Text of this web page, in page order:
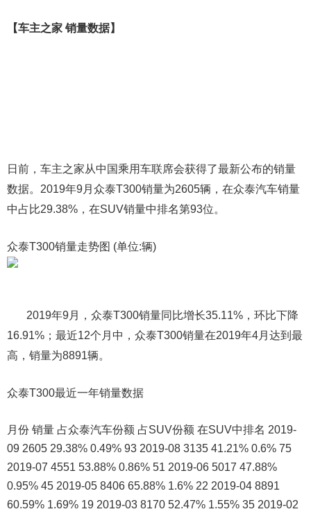
【车主之家 销量数据】
日前，车主之家从中国乘用车联席会获得了最新公布的销量
数据。2019年9月众泰T300销量为2605辆，在众泰汽车销量
中占比29.38%，在SUV销量中排名第93位。
众泰T300销量走势图 (单位:辆)
2019年9月，众泰T300销量同比增长35.11%，环比下降
16.91%；最近12个月中，众泰T300销量在2019年4月达到最
高，销量为8891辆。
众泰T300最近一年销量数据
月份 销量 占众泰汽车份额 占SUV份额 在SUV中排名 2019-
09 2605 29.38% 0.49% 93 2019-08 3135 41.21% 0.6% 75
2019-07 4551 53.88% 0.86% 51 2019-06 5017 47.88%
0.95% 45 2019-05 8406 65.88% 1.6% 22 2019-04 8891
60.59% 1.69% 19 2019-03 8170 52.47% 1.55% 35 2019-02